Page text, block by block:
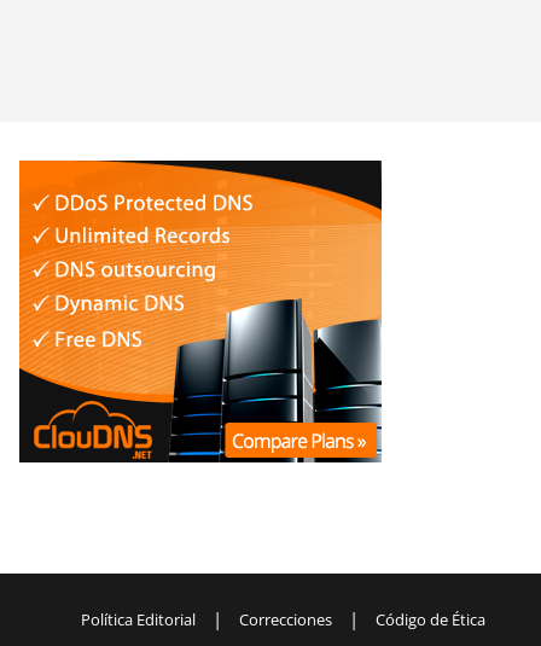
Política Editorial | Correcciones | Código de Ética